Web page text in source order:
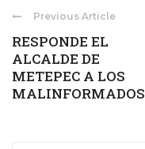
Previous Article
RESPONDE EL
ALCALDE DE
METEPEC A LOS
MALINFORMADOS